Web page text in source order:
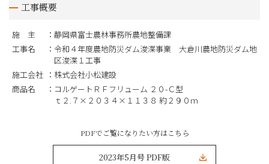
工事概要
施 主
静岡県富士農林事務所農地整備課
工事名
令和４年度農地防災ダム浚渫事業 大倉川農地防災ダム地
区浚渫１工事
施工会社
株式会社小松建設
商品名
コルゲートＲＦフリューム ２０-Ｃ型
ｔ２.７×２０３４×１１３８ 約２９０ｍ
PDFでご覧になりたい方はこちら
2023年5月号 PDF版